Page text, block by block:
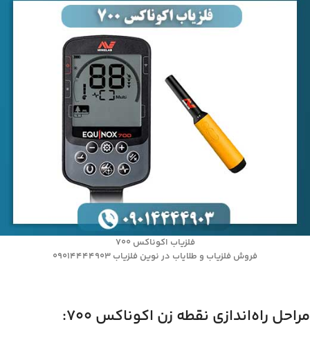
فلزیاب اکوناکس 700
فروش فلزیاب و طلایاب در نوین فلزیاب 09014444903
مراحل راه‌اندازی نقطه زن اکوناکس 700: